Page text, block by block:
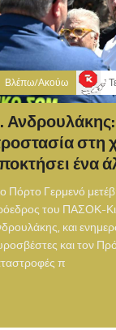
Βλέπω/Ακούω
Ανδρουλάκης:
στη
ένα
Πόρτο Γερμενό
του ΠΑΣΟΚ-
και
και τον
π